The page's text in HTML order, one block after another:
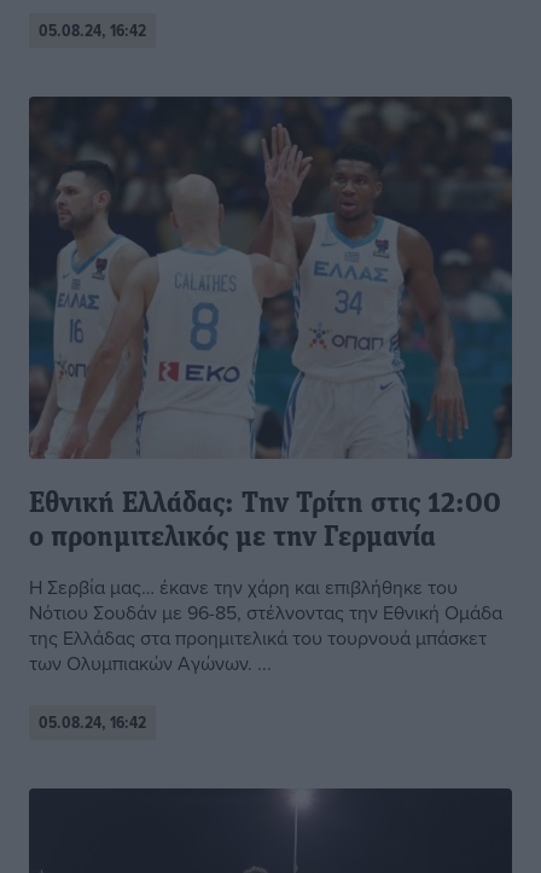
05.08.24, 16:42
Εθνική Ελλάδας: Την Τρίτη στις 12:00
ο προημιτελικός με την Γερμανία
Η Σερβία μας… έκανε την χάρη και επιβλήθηκε του
Νότιου Σουδάν με 96-85, στέλνοντας την Εθνική Ομάδα
της Ελλάδας στα προημιτελικά του τουρνουά μπάσκετ
των Ολυμπιακών Αγώνων. ...
05.08.24, 16:42